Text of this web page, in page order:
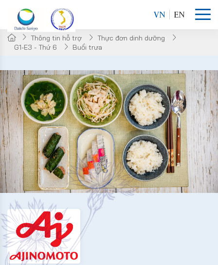
VN EN
Thông tin hỗ trợ
Thực đơn dinh dưỡng
G1-E3 - Thứ 6
Buổi trưa